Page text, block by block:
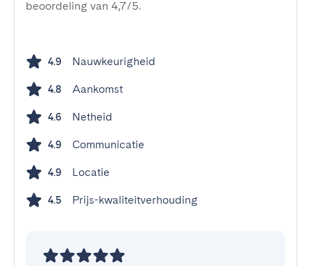
beoordeling van 4,7/5.
4.9 Nauwkeurigheid
4.8 Aankomst
4.6 Netheid
4.9 Communicatie
4.9 Locatie
4.5 Prijs-kwaliteitverhouding